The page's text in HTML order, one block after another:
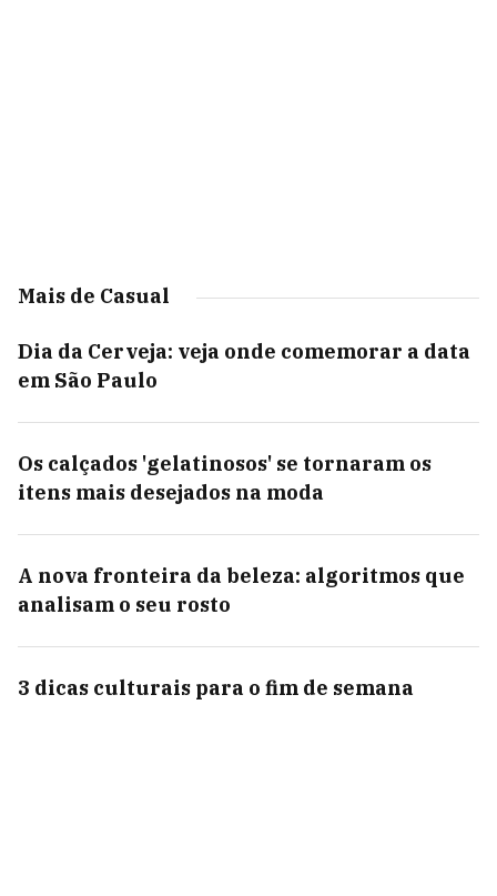
Mais de Casual
Dia da Cerveja: veja onde comemorar a data
em São Paulo
Os calçados 'gelatinosos' se tornaram os
itens mais desejados na moda
A nova fronteira da beleza: algoritmos que
analisam o seu rosto
3 dicas culturais para o fim de semana